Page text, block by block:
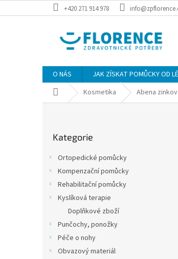
na
+420 271 914 978
O NÁS JAK ZÍSKAT POMŮCKY OD
Domů Kosmetika Abena
kategorie
Kategorie
Ortopedické pomůcky
Kompenzační pomůcky
Rehabilitační pomůcky
Kyslíková terapie
Doplňkové zboží
Punčochy, ponožky
Péče o nohy
Obvazový materiál